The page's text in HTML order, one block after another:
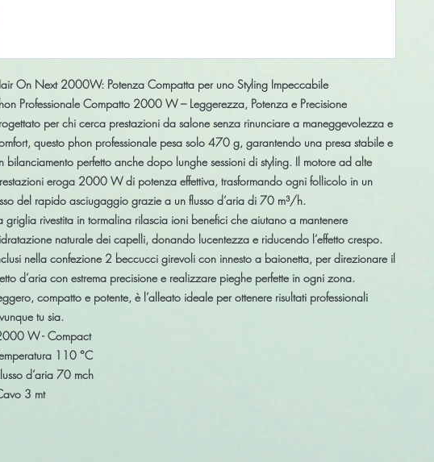
On Next 2000W: Potenza Compatta per uno Styling Impeccabile
Professionale Compatto 2000 W – Leggerezza, Potenza e Precisione
per chi cerca prestazioni da salone senza rinunciare a maneggevolezza e
questo phon professionale pesa solo 470 g, garantendo una presa stabile e
bilanciamento perfetto anche dopo lunghe sessioni di styling. Il motore ad alte
eroga 2000 Wdi potenza effettiva, trasformando ogni follicolo in un
del rapido asciugaggio grazie a un flusso d’aria di 70 m³/h.
griglia rivestita in tormalina rilascia ioni benefici che aiutano a mantenere
naturale dei capelli, donando lucentezza e riducendo l’effetto crespo.
nella confezione 2 beccucci girevoli con innesto a baionetta, per direzionare il
d’aria con estrema precisione e realizzare pieghe perfette in ogni zona.
compatto e potente, è l’alleato ideale per ottenere risultati professionali
tu sia.
W - Compact
110 °C
d’aria 70 mch
3 mt